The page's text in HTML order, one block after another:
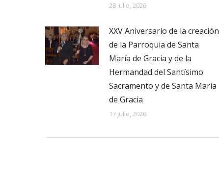
28 julio, 2026
XXV Aniversario de la creación
de la Parroquia de Santa
María de Gracia y de la
Hermandad del Santísimo
Sacramento y de Santa María
de Gracia
17 julio, 2026